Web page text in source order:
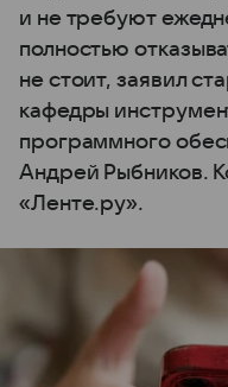
и не требуют
полностью
не стоит, заявил
кафедры
программного
Андрей Рыбников.
«Ленте.ру».